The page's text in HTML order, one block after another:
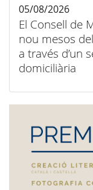
El Consell de
nou mesos
a través d’un
domiciliària
05/08/2026